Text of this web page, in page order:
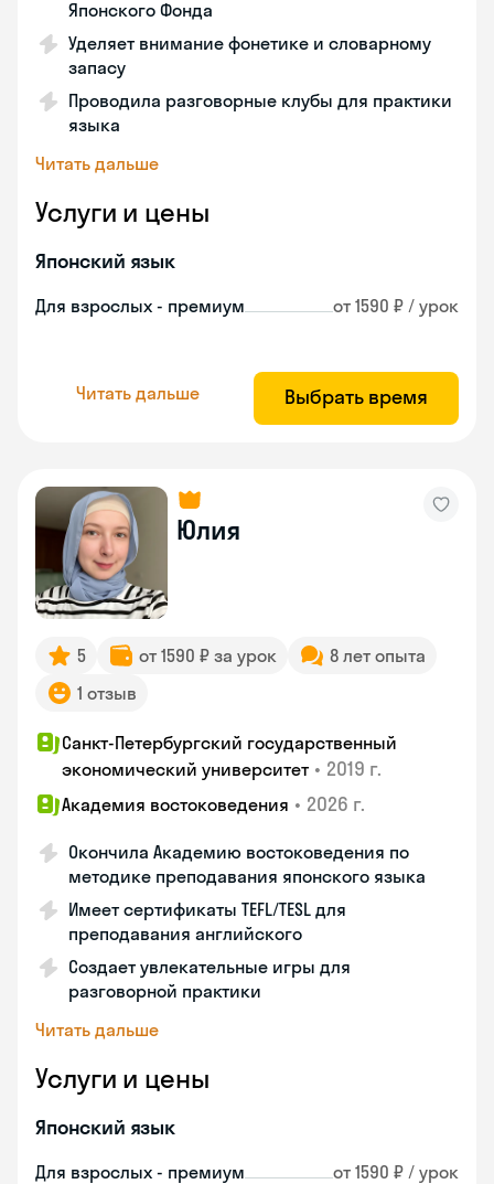
Японского Фонда
Уделяет внимание фонетике и словарному
запасу
Проводила разговорные клубы для практики
языка
Читать дальше
Услуги и цены
Японский язык
Для взрослых - премиум от 1590 ₽ / урок
Читать дальше Выбрать время
Юлия
5 от 1590 ₽ за урок
8 лет опыта
1 отзыв
Санкт-Петербургский государственный
экономический университет • 2019 г.
Академия востоковедения • 2026 г.
Окончила Академию востоковедения по
методике преподавания японского языка
Имеет сертификаты TEFL/TESL для
преподавания английского
Создает увлекательные игры для
разговорной практики
Читать дальше
Услуги и цены
Японский язык
Для взрослых - премиум от 1590 ₽ / урок